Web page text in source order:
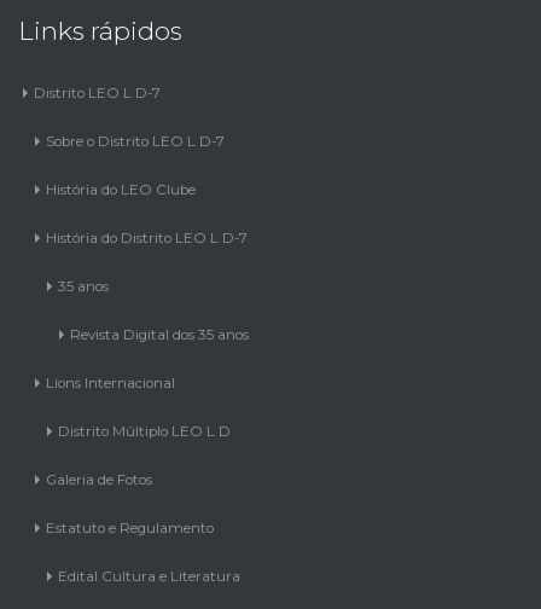
Links rápidos
Distrito LEO L D-7
Sobre o Distrito LEO L D-7
História do LEO Clube
História do Distrito LEO L D-7
35 anos
Revista Digital dos 35 anos
Lions Internacional
Distrito Múltiplo LEO L D
Galeria de Fotos
Estatuto e Regulamento
Edital Cultura e Literatura